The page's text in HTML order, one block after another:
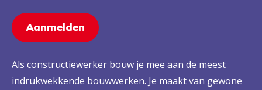
Aanmelden
Als constructiewerker bouw je mee aan de meest
indrukwekkende bouwwerken. Je maakt van gewone